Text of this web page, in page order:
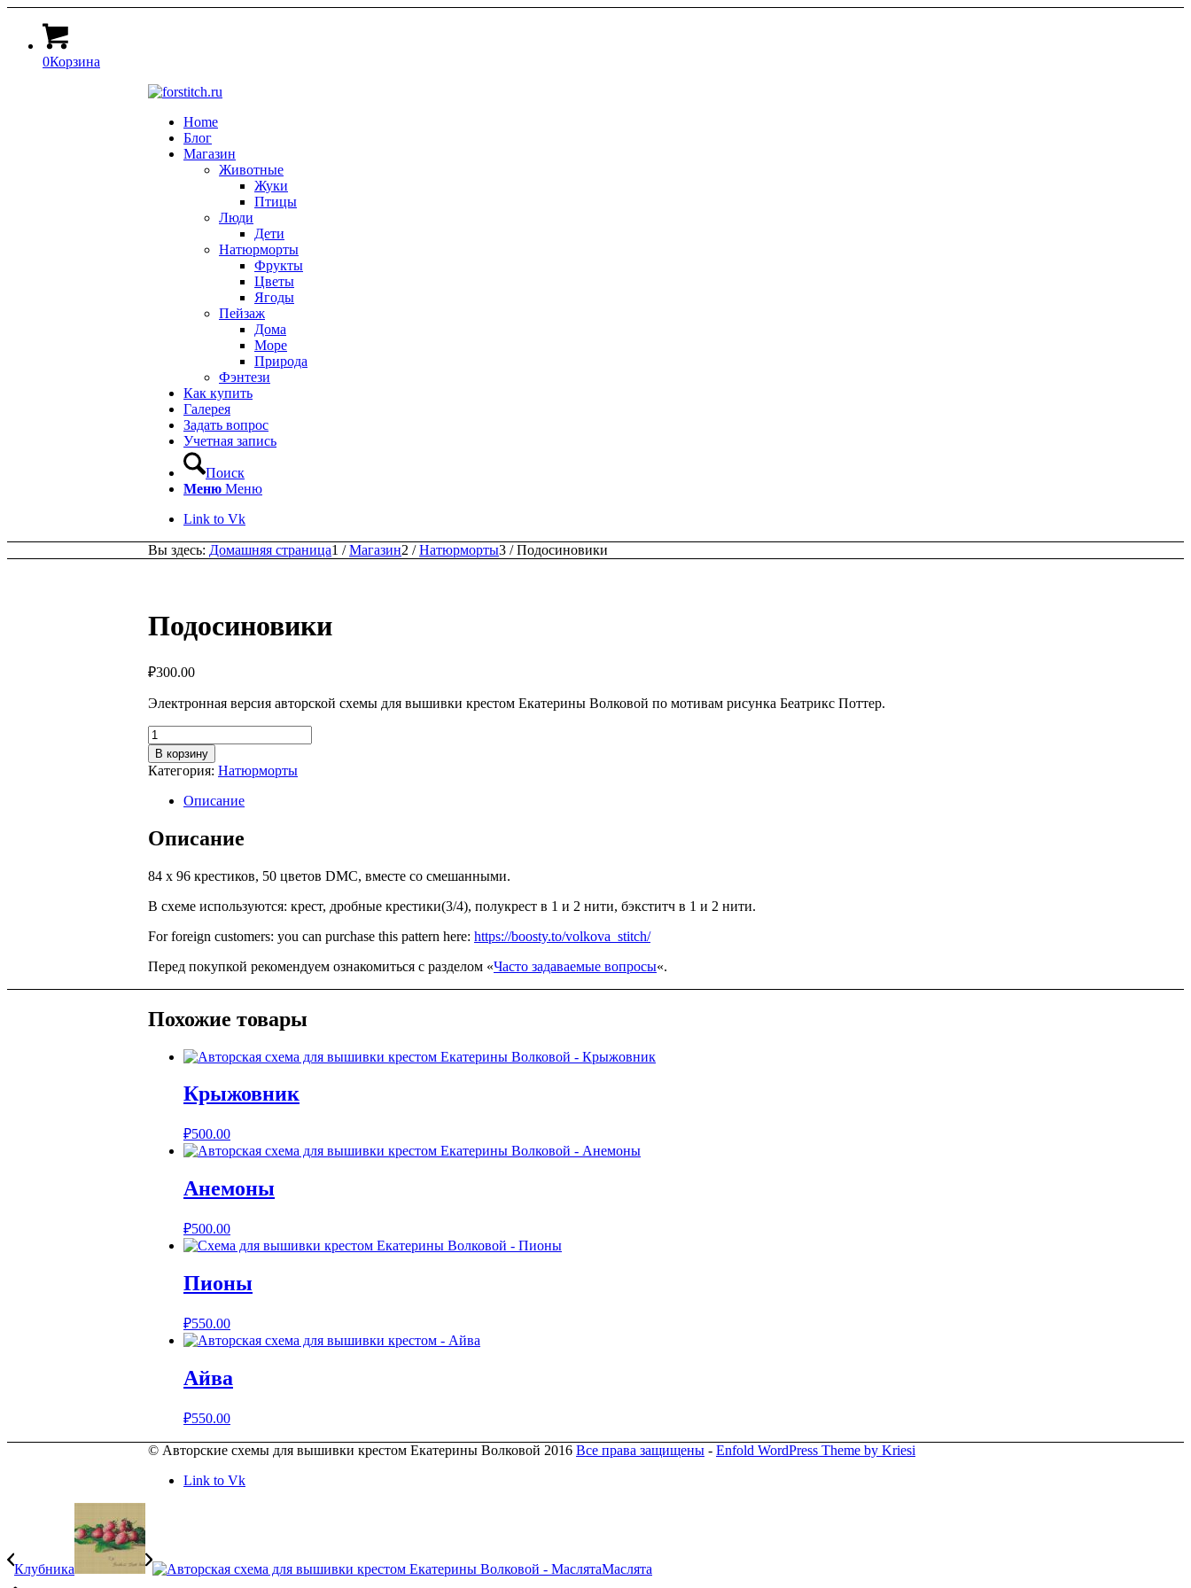
0Корзина
Home
Блог
Магазин
Животные
Жуки
Птицы
Люди
Дети
Натюрморты
Фрукты
Цветы
Ягоды
Пейзаж
Дома
Море
Природа
Фэнтези
Как купить
Галерея
Задать вопрос
Учетная запись
Поиск
Меню Меню
Link to Vk
Вы здесь: Домашняя страница1 / Магазин2 / Натюрморты3 / Подосиновики
Подосиновики
₽300.00
Электронная версия авторской схемы для вышивки крестом Екатерины Волковой по мотивам рисунка Беатрикс Поттер.
Количество
товара
Подосиновики
В корзину
Категория: Натюрморты
Описание
Описание
84 х 96 крестиков, 50 цветов DMC, вместе со смешанными.
В схеме используются: крест, дробные крестики(3/4), полукрест в 1 и 2 нити, бэкститч в 1 и 2 нити.
For foreign customers: you can purchase this pattern here: https://boosty.to/volkova_stitch/
Перед покупкой рекомендуем ознакомиться с разделом «Часто задаваемые вопросы«.
Похожие товары
Крыжовник
₽500.00
Анемоны
₽500.00
Пионы
₽550.00
Айва
₽550.00
© Авторские схемы для вышивки крестом Екатерины Волковой 2016 Все права защищены - Enfold WordPress Theme by Kriesi
Link to Vk
Клубника Маслята